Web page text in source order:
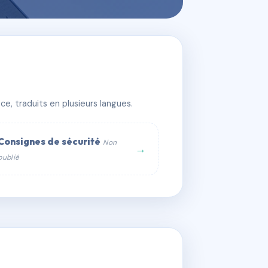
traduits en plusieurs langues.
de sécurité Non
→